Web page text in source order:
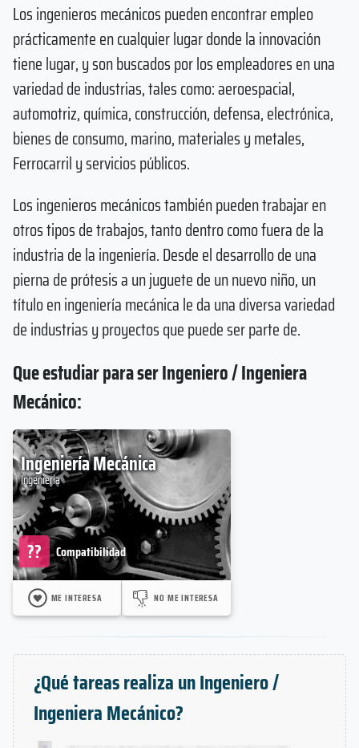
Los ingenieros mecánicos pueden encontrar empleo
prácticamente en cualquier lugar donde la innovación
tiene lugar, y son buscados por los empleadores en una
variedad de industrias, tales como: aeroespacial,
automotriz, química, construcción, defensa, electrónica,
bienes de consumo, marino, materiales y metales,
Ferrocarril y servicios públicos.
Los ingenieros mecánicos también pueden trabajar en
otros tipos de trabajos, tanto dentro como fuera de la
industria de la ingeniería. Desde el desarrollo de una
pierna de prótesis a un juguete de un nuevo niño, un
título en ingeniería mecánica le da una diversa variedad
de industrias y proyectos que puede ser parte de.
Que estudiar para ser Ingeniero / Ingeniera
Mecánico:
Ingeniería Mecánica
Ingeniería
Compatibilidad
??
ME INTERESA NO ME INTERESA
¿Qué tareas realiza un Ingeniero /
Ingeniera Mecánico?